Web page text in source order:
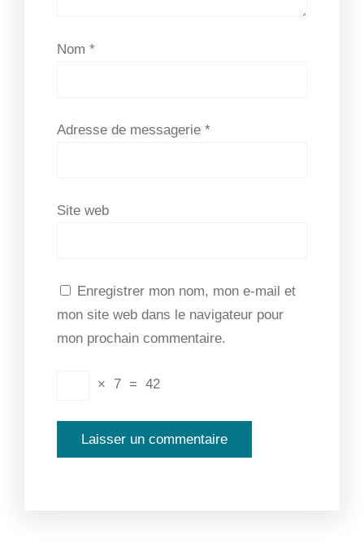
Nom *
Adresse de messagerie *
Site web
Enregistrer mon nom, mon e-mail et
mon site web dans le navigateur pour
mon prochain commentaire.
× 7 = 42